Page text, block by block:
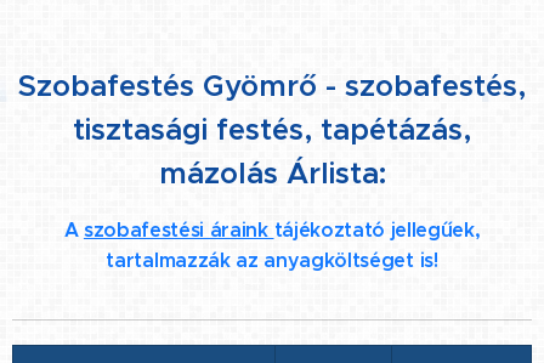
Szobafestés Gyömrő - szobafestés,
tisztasági festés, tapétázás,
mázolás Árlista:
Aszobafestési áraink tájékoztató jellegűek,
tartalmazzák az anyagköltséget is!